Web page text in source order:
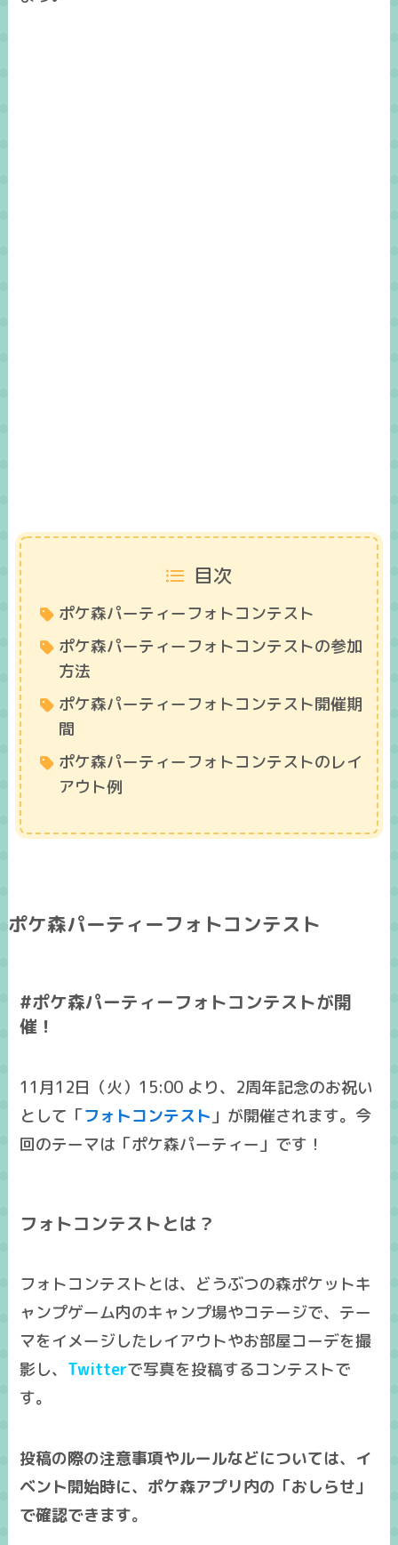
目次
ポケ森パーティーフォトコンテスト
ポケ森パーティーフォトコンテストの参加
方法
ポケ森パーティーフォトコンテスト開催期
間
ポケ森パーティーフォトコンテストのレイ
アウト例
ポケ森パーティーフォトコンテスト
#ポケ森パーティーフォトコンテストが開
催！
11月12日（火）15:00 より、2周年記念のお祝い
として「フォトコンテスト 」が開催されます。今
回のテーマは「ポケ森パーティー 」です！
フォトコンテストとは？
フォトコンテストとは、どうぶつの森ポケットキ
ャンプゲーム内のキャンプ場やコテージで、テー
マをイメージしたレイアウトやお部屋コーデを撮
影し、 Twitterで写真を投稿するコンテストで
す。
投稿の際の注意事項やルールなどについては、イ
ベント開始時に、ポケ森アプリ内の「おしらせ」
で確認できます。